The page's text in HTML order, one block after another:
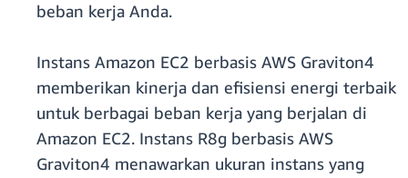
beban kerja Anda.
Instans Amazon EC2 berbasis AWS Graviton4
memberikan kinerja dan efisiensi energi terbaik
untuk berbagai beban kerja yang berjalan di
Amazon EC2. Instans R8g berbasis AWS
Graviton4 menawarkan ukuran instans yang